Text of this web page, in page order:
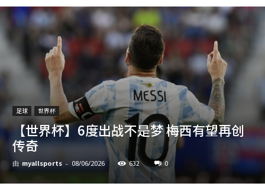
足球 世界杯
【世界杯】6度出战不是梦 梅西有望再创
传奇
由 myallsports - 08/06/2026 632 0